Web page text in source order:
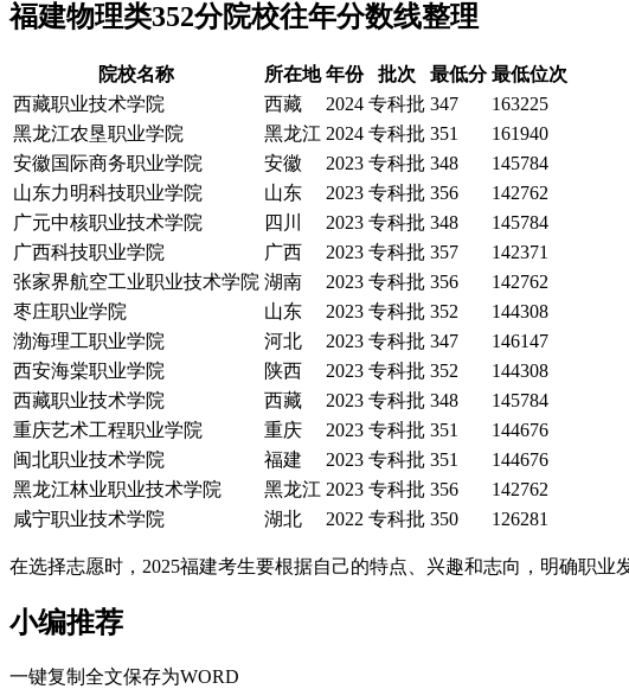
福建物理类352分院校往年分数线整理
院校名称 所在地 年份 批次 最低分 最低位次
西藏职业技术学院
西藏 2024 专科批 347
163225
黑龙江农垦职业学院
黑龙江 2024 专科批 351
161940
安徽国际商务职业学院
安徽 2023 专科批 348
145784
山东力明科技职业学院
山东 2023 专科批 356
142762
广元中核职业技术学院
四川 2023 专科批 348
145784
广西科技职业学院
广西 2023 专科批 357
142371
张家界航空工业职业技术学院 湖南 2023 专科批 356
142762
枣庄职业学院
山东 2023 专科批 352
144308
渤海理工职业学院
河北 2023 专科批 347
146147
西安海棠职业学院
陕西 2023 专科批 352
144308
西藏职业技术学院
西藏 2023 专科批 348
145784
重庆艺术工程职业学院
重庆 2023 专科批 351
144676
闽北职业技术学院
福建 2023 专科批 351
144676
黑龙江林业职业技术学院
黑龙江 2023 专科批 356
142762
咸宁职业技术学院
湖北 2022 专科批 350 126281
在选择志愿时，2025福建考生要根据自己的特点、兴趣和志向，明确职
小编推荐
一键复制全文保存为WORD